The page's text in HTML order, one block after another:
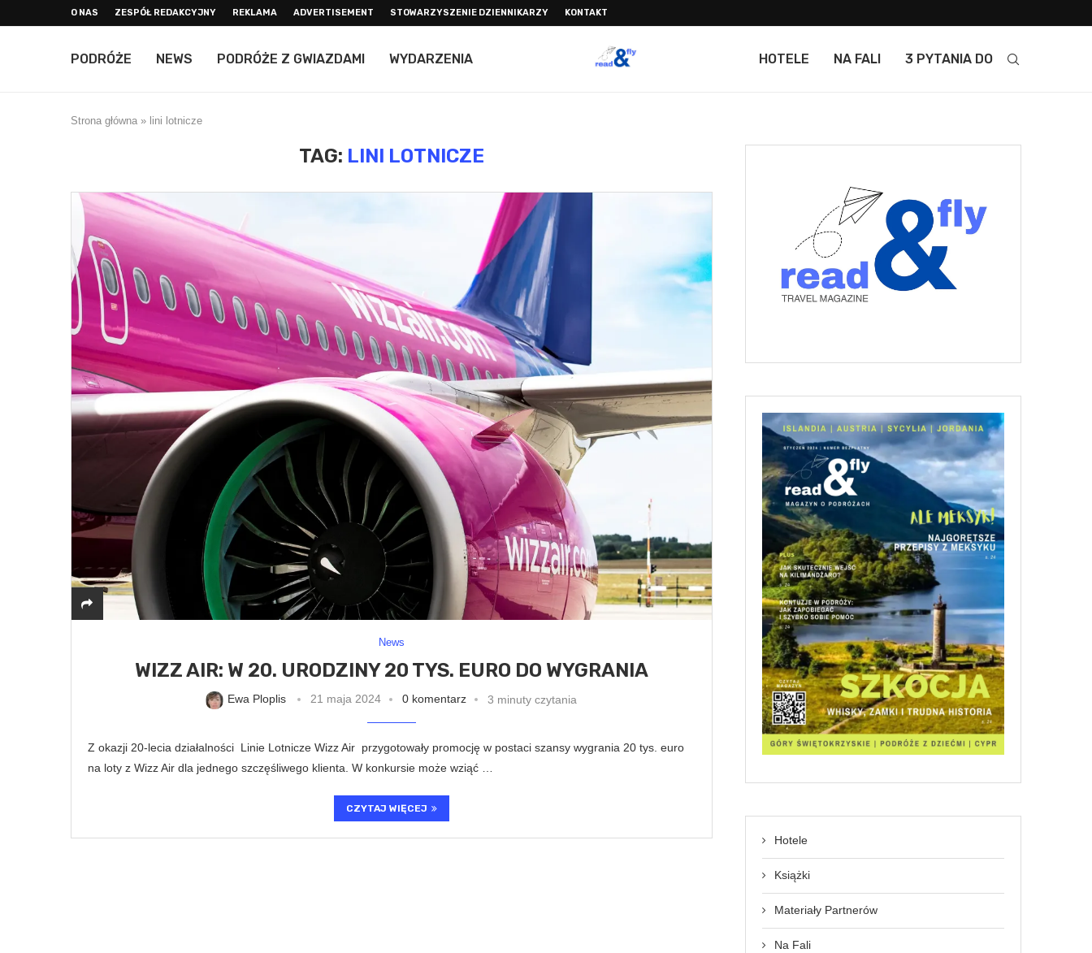
O NAS ZESPÓŁ REDAKCYJNY REKLAMA ADVERTISEMENT STOWARZYSZENIE DZIENNIKARZY KONTAKT
PODRÓŻE NEWS PODRÓŻE Z GWIAZDAMI WYDARZENIA HOTELE NA FALI 3 PYTANIA DO
Strona główna » lini lotnicze
TAG: LINI LOTNICZE
News
WIZZ AIR: W 20. URODZINY 20 TYS. EURO DO WYGRANIA
Ewa Ploplis 21 maja 2024 0 komentarz 3 minuty czytania
Z okazji 20-lecia działalności Linie Lotnicze Wizz Air przygotowały promocję w postaci szansy wygrania 20 tys. euro
na loty z Wizz Air dla jednego szczęśliwego klienta. W konkursie może wziąć …
CZYTAJ WIĘCEJ
Hotele
Książki
Materiały Partnerów
Na Fali